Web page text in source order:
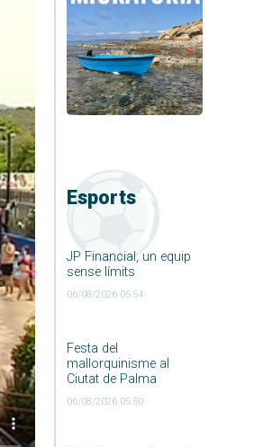
Esports
JP Financial, un equip
sense límits
06/08/2026 05:54
Festa del
mallorquinisme al
Ciutat de Palma
06/08/2026 05:50